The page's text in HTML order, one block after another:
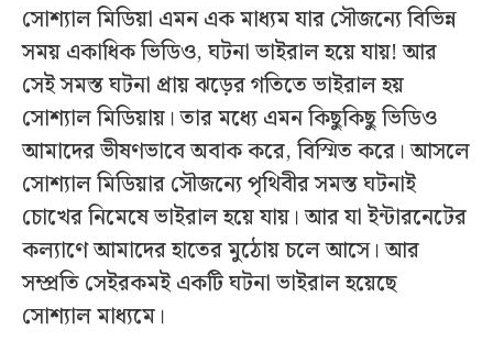
সোশ্যাল মিডিয়া এমন এক মাধ্যম যার সৌজন্যে বিভিন্ন
সময় একাধিক ভিডিও, ঘটনা ভাইরাল হয়ে যায়! আর
সেই সমস্ত ঘটনা প্রায় ঝড়ের গতিতে ভাইরাল হয়
সোশ্যাল মিডিয়ায়। তার মধ্যে এমন কিছুকিছু ভিডিও
আমাদের ভীষণভাবে অবাক করে, বিস্মিত করে। আসলে
সোশ্যাল মিডিয়ার সৌজন্যে পৃথিবীর সমস্ত ঘটনাই
চোখের নিমেষে ভাইরাল হয়ে যায়। আর যা ইন্টারনেটের
কল্যাণে আমাদের হাতের মুঠোয় চলে আসে। আর
সম্প্রতি সেইরকমই একটি ঘটনা ভাইরাল হয়েছে
সোশ্যাল মাধ্যমে।